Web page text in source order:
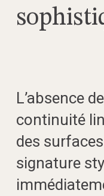
L’absence
continuité
des
signature